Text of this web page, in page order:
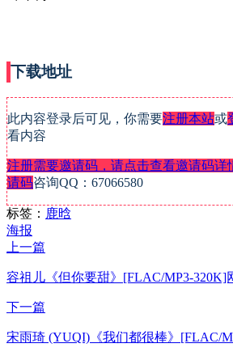
下载地址
此内容登录后可见，你需要注册本站或
看内容
注册需要邀请码，请点击查看邀请码详
请码咨询QQ：67066580
标签： 鹿晗
海报
上一篇
容祖儿《但你要甜》[FLAC/MP3-320K]
下一篇
宋雨琦 (YUQI)《我们都很棒》[FLAC/